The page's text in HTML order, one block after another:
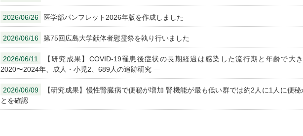
2026/06/26 医学部パンフレット2026年版を作成しました
2026/06/16 第75回広島大学献体者慰霊祭を執り行いました
2026/06/11
【研究成果】COVID-19罹患後症状の長期経過は感染した流行期と年齢で大
2020〜2024年、成人・小児2、689人の追跡研究 ―
2026/06/09
【研究成果】慢性腎臓病で便秘が増加 腎機能が最も低い群では約2人に1人に便秘
とを確認